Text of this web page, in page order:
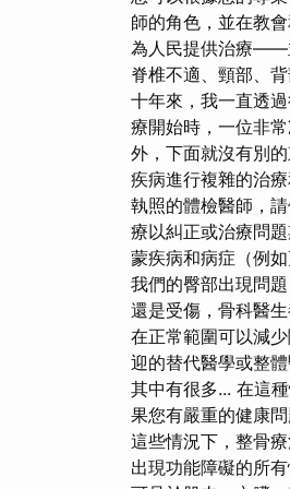
師的角色，並在教
為人民提供治療——
脊椎不適、頸部、
十年來，我一直透
療開始時，一位非
外，下面就沒有別
疾病進行複雜的治
執照的體檢醫師，
療以糾正或治療問
蒙疾病和病症（例
我們的臀部出現問
還是受傷，骨科醫
在正常範圍可以減
迎的替代醫學或整
其中有很多... 在這
果您有嚴重的健康
這些情況下，整骨
出現功能障礙的所